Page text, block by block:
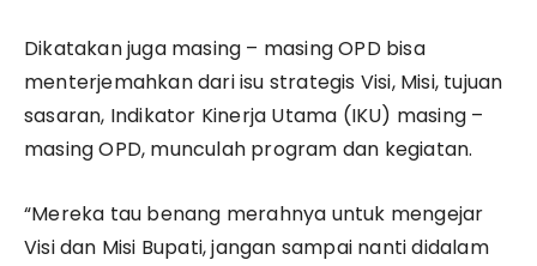
Dikatakan juga masing – masing OPD bisa
menterjemahkan dari isu strategis Visi, Misi, tujuan
sasaran, Indikator Kinerja Utama (IKU) masing –
masing OPD, munculah program dan kegiatan.
“Mereka tau benang merahnya untuk mengejar
Visi dan Misi Bupati, jangan sampai nanti didalam